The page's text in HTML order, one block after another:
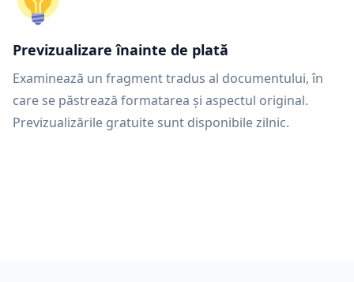
Previzualizare înainte de plată
Examinează un fragment tradus al documentului, în
care se păstrează formatarea și aspectul original.
Previzualizările gratuite sunt disponibile zilnic.